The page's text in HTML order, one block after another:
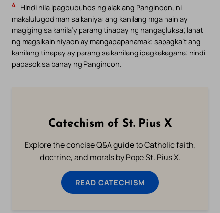
4 Hindi nila ipagbubuhos ng alak ang Panginoon, ni
makalulugod man sa kaniya: ang kanilang mga hain ay
magiging sa kanila’y parang tinapay ng nangagluksa; lahat
ng magsikain niyaon ay mangapapahamak; sapagka’t ang
kanilang tinapay ay parang sa kanilang ipagkakagana; hindi
papasok sa bahay ng Panginoon.
Catechism of St. Pius X
Explore the concise Q&A guide to Catholic faith,
doctrine, and morals by Pope St. Pius X.
READ CATECHISM